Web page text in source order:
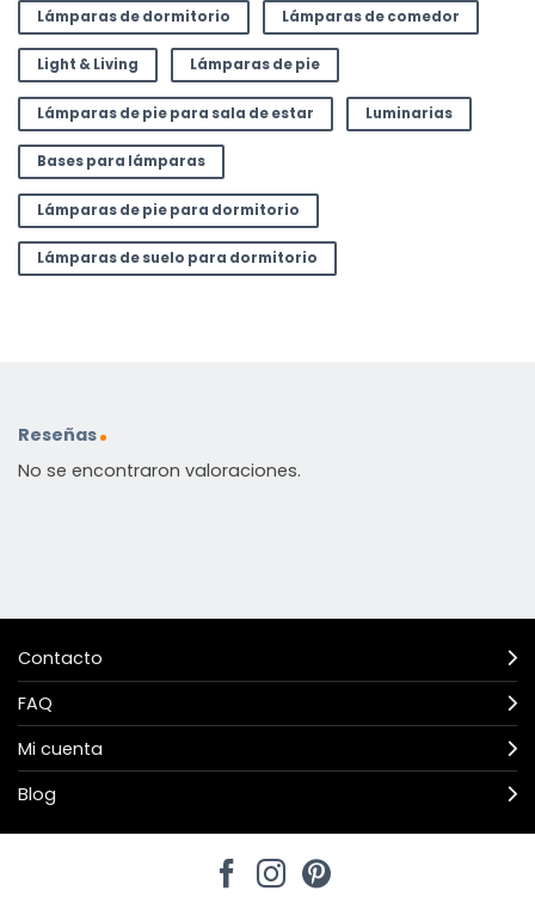
Lámparas de dormitorio Lámparas de comedor
Light & Living Lámparas de pie
Lámparas de pie para sala de estar Luminarias
Bases para lámparas
Lámparas de pie para dormitorio
Lámparas de suelo para dormitorio
Reseñas
No se encontraron valoraciones.
Contacto
FAQ
Mi cuenta
Blog